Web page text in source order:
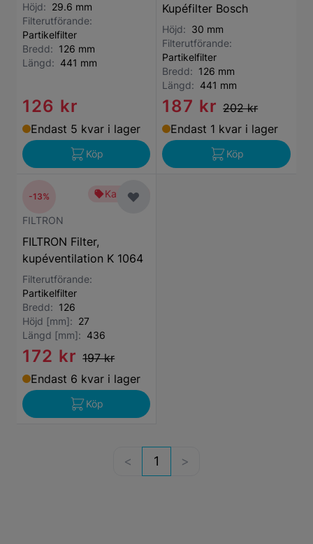
Höjd: 29.6 mm
Filterutförande:
Partikelfilter
Bredd: 126 mm
Längd: 441 mm
126 kr
Endast 5 kvar i lager
Köp
Kupéfilter Bosch
Höjd: 30 mm
Filterutförande:
Partikelfilter
Bredd: 126 mm
Längd: 441 mm
187 kr 202 kr
Endast 1 kvar i lager
Köp
Kampanj
FILTRON
FILTRON Filter,
kupéventilation K 1064
Filterutförande:
Partikelfilter
Bredd: 126
Höjd [mm]: 27
Längd [mm]: 436
172 kr 197 kr
-13%
Endast 6 kvar i lager
Köp
1